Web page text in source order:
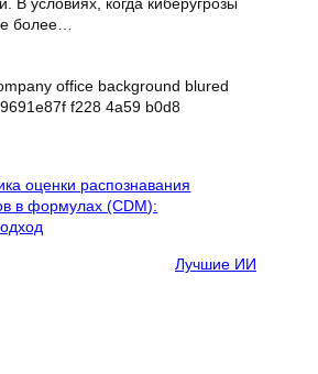
более…
Лучшие ИИ